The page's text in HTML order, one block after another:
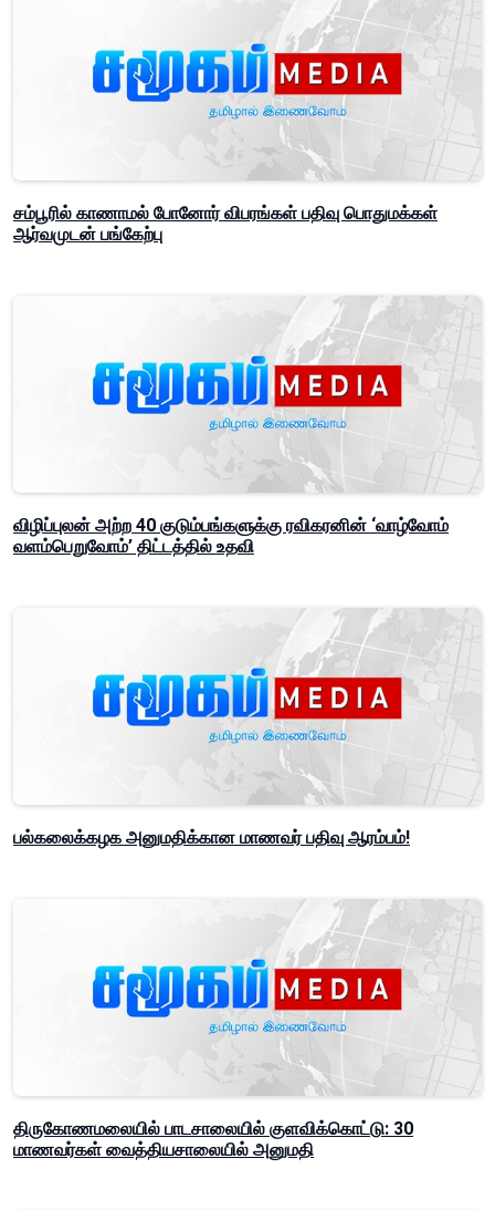
சம்பூரில் காணாமல் போனோர் விபரங்கள் பதிவு பொதுமக்கள்
ஆர்வமுடன் பங்கேற்பு
விழிப்புலன் அற்ற 40 குடும்பங்களுக்கு ரவிகரனின் ‘வாழ்வோம்
வளம்பெறுவோம்’ திட்டத்தில் உதவி
பல்கலைக்கழக அனுமதிக்கான மாணவர் பதிவு ஆரம்பம்!
திருகோணமலையில் பாடசாலையில் குளவிக்கொட்டு: 30
மாணவர்கள் வைத்தியசாலையில் அனுமதி